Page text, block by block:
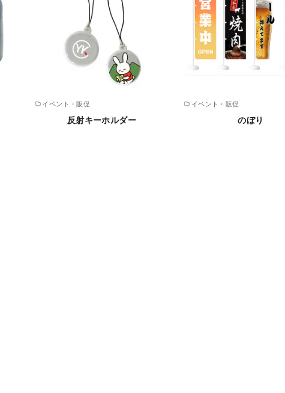
イベント・販促
反射キーホルダー
イベント・販促
のぼり